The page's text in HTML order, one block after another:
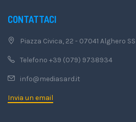
CONTATTACI
Piazza Civica, 22 - 07041 Alghero SS
Telefono +39 (079) 9738934
info@mediasard.it
Invia un email